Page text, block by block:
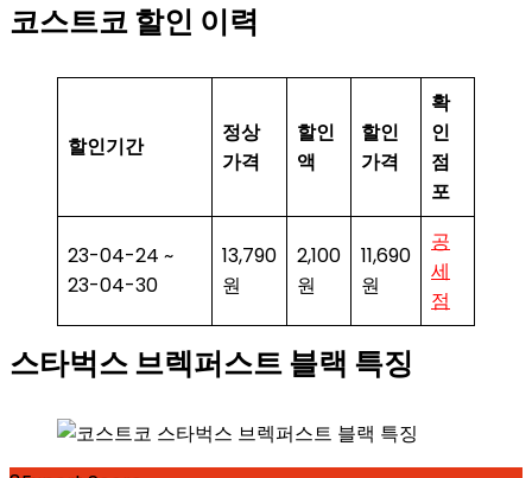
코스트코 할인 이력
할인기간
정상
가격
할인
액
할인
가격
확
인
점
포
23-04-24 ~
23-04-30
13,790
원
2,100
원
11,690
원
공
세
점
스타벅스 브렉퍼스트 블랙 특징